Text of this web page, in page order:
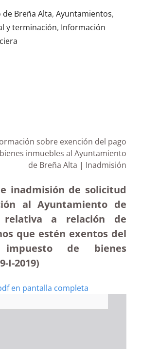
Breña Alta, Ayuntamientos,
y terminación, Información
sobre exención del pago
inmuebles al Ayuntamiento
de Breña Alta | Inadmisión
inadmisión de solicitud
al Ayuntamiento de
a relación de
que estén exentos del
de bienes
I-2019)
en pantalla completa